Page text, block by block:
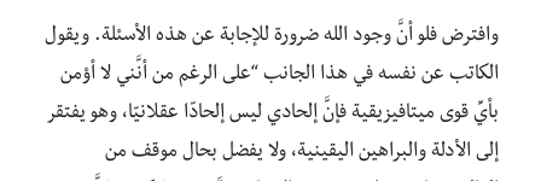
وافترض فلو أنَّ وجود الله ضرورة للإجابة عن هذه الأسئلة. ويقول
الكاتب عن نفسه في هذا الجانب “على الرغم من أنَّني لا أؤمن
بأيِّ قوى ميتافيزيقية فإنَّ إلحادي ليس إلحادّا عقلانيّا، وهو يفتقر
إلى الأدلة والبراهين اليقينية، ولا يفضل بحال موقف من